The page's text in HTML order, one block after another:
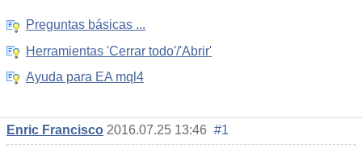
Preguntas básicas ...
Herramientas 'Cerrar todo'/'Abrir'
Ayuda para EA mql4
Enric Francisco 2016.07.25 13:46 #1